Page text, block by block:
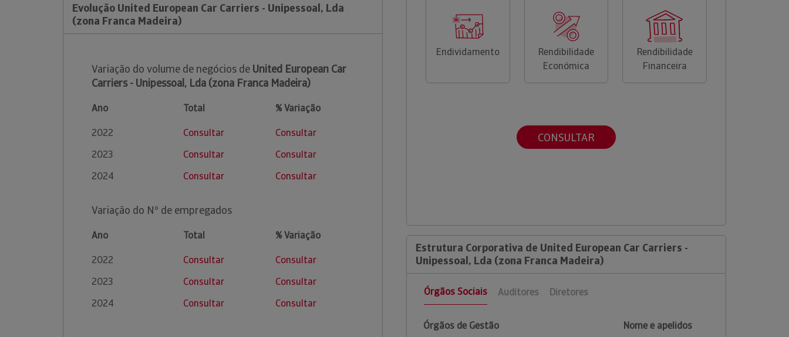
Evolução United European Car Carriers - Unipessoal, Lda
(zona Franca Madeira)
Variação do volume de negócios de United European Car
Carriers - Unipessoal, Lda (zona Franca Madeira)
Ano Total
% Variação
2022
Consultar
Consultar
2023
Consultar
Consultar
2024
Consultar Consultar
Variação do Nº de empregados
Ano Total
% Variação
2022
Consultar
Consultar
2023
Consultar
Consultar
2024
Consultar Consultar
Endividamento
Rendibilidade
Económica
Rendibilidade
Financeira
CONSULTAR
Estrutura Corporativa de United European Car Carriers -
Unipessoal, Lda (zona Franca Madeira)
Órgãos Sociais Auditores Diretores
Órgãos de Gestão Nome e apelidos